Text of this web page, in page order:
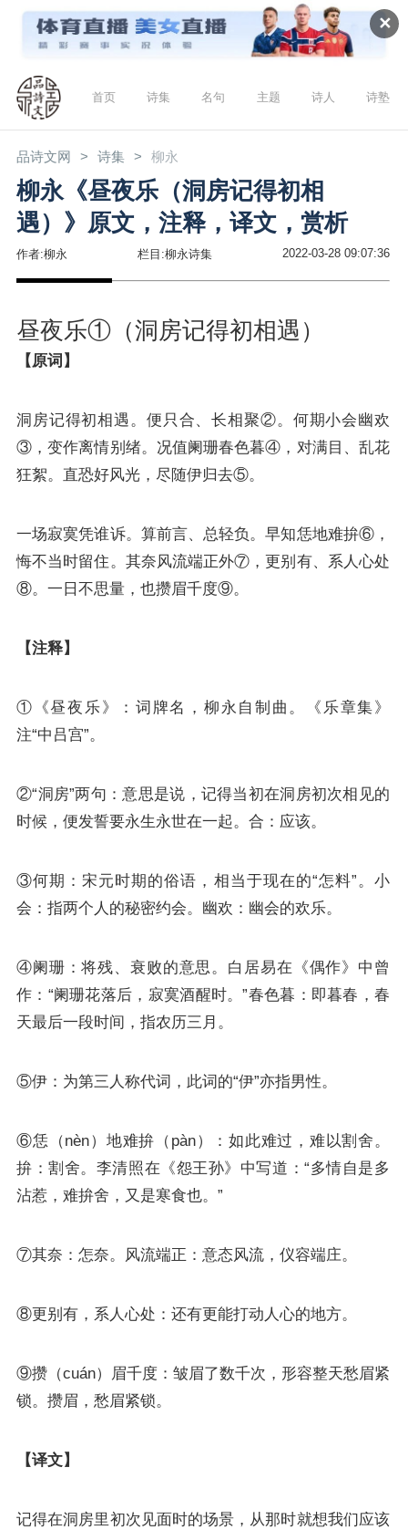
✕
首页 诗集 名句 主题 诗人 诗塾
品诗文网 诗集 柳永
柳永《昼夜乐（洞房记得初相
遇）》原文，注释，译文，赏析
作者:柳永 栏目:柳永诗集 2022-03-28 09:07:36
昼夜乐①（洞房记得初相遇）
【原词】
洞房记得初相遇。便只合、长相聚②。何期小会幽欢
③，变作离情别绪。况值阑珊春色暮④，对满目、乱花
狂絮。直恐好风光，尽随伊归去⑤。
一场寂寞凭谁诉。算前言、总轻负。早知恁地难拚⑥，
悔不当时留住。其奈风流端正外⑦，更别有、系人心处
⑧。一日不思量，也攒眉千度⑨。
【注释】
①《昼夜乐》：词牌名，柳永自制曲。《乐章集》
注“中吕宫”。
②“洞房”两句：意思是说，记得当初在洞房初次相见的
时候，便发誓要永生永世在一起。合：应该。
③何期：宋元时期的俗语，相当于现在的“怎料”。小
会：指两个人的秘密约会。幽欢：幽会的欢乐。
④阑珊：将残、衰败的意思。 白居易在《偶作》中曾
作：“阑珊花落后，寂寞酒醒时。”春色暮：即暮春，春
天最后一段时间，指农历三月。
⑤伊：为第三人称代词，此词的“伊”亦指男性。
⑥恁（nèn）地难拚（pàn）：如此难过，难以割舍。
拚：割舍。 李清照在《怨王孙》中写道：“多情自是多
沾惹，难拚舍，又是寒食也。”
⑦其奈：怎奈。风流端正：意态风流，仪容端庄。
⑧更别有，系人心处：还有更能打动人心的地方。
⑨攒（cuán）眉千度：皱眉了数千次，形容整天愁眉紧
锁。攒眉，愁眉紧锁。
【译文】
记得在洞房里初次见面时的场景，从那时就想我们应该